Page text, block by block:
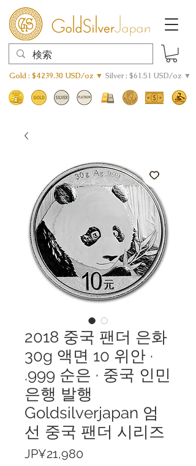
Gold : $4239.30 USD/oz ▼ Silver : $61.51 USD/oz ▼
2018 중국 팬더 은화
30g 액면 10 위안 ·
.999 순은 · 중국 인민
은행 발행
Goldsilverjapan 엄
선 중국 팬더 시리즈
JP¥21,980